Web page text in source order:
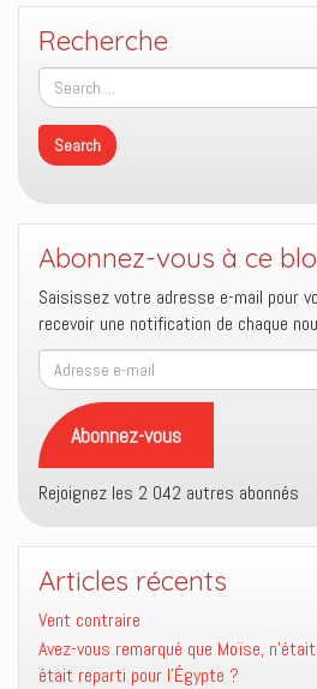
Recherche
Abonnez-vous à ce
Saisissez votre adresse e-mail pour
recevoir une notification de chaque
Adresse
e-
mail
Abonnez-vous
Rejoignez les 2 042 autres abonnés
Articles récents
Vent contraire
Avez-vous remarqué que Moïse,
était reparti pour l’Égypte ?